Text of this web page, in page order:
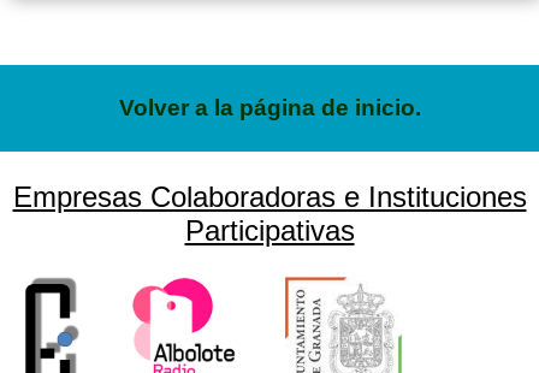
Volver a la página de inicio.
Empresas Colaboradoras e Instituciones
Participativas